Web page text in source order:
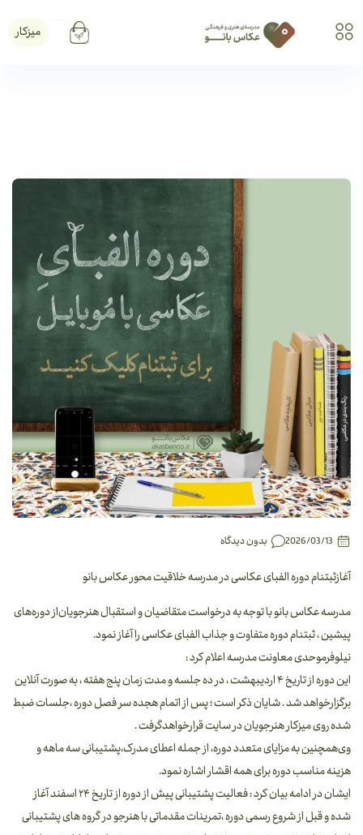
میزکار
2026/03/13 بدون دیدگاه
آغازثبتنام دوره الفبای عکاسی در مدرسه خلاقیت محور عکاس بانو
مدرسه عکاس بانو با توجه به درخواست متقاضیان و استقبال هنرجویان‌از دوره‌های
پیشین ، ثبتنام دوره متفاوت و جذاب الفبای عکاسی را آغاز نمود.
نیلوفر‌موحدی‌ معاونت مدرسه اعلام کرد :
این دوره از تاریخ ۴ اردیبهشت ، در ده جلسه و مدت زمان پنج هفته ، به صورت آنلاین
برگزارخواهد شد . شایان ذکر است ؛ پس از اتمام هجده سر فصل دوره ،جلسات ضبط
شده روی میزکار هنرجویان در سایت قرارخواهدگرفت .
وی‌همچنین به مزایای متعدد دوره، از جمله اعطای مدرک،پشتیبانی سه ماهه و
هزینه مناسب دوره برای همه اقشار اشاره نمود.
ایشان در ادامه بیان کرد : فعالیت پشتیبانی پیش از دوره از تاریخ ۲۴ اسفند آغاز
شده و قبل از شروع رسمی دوره ،تمرینات مقدماتی با هنرجو در گروه های پشتیبانی